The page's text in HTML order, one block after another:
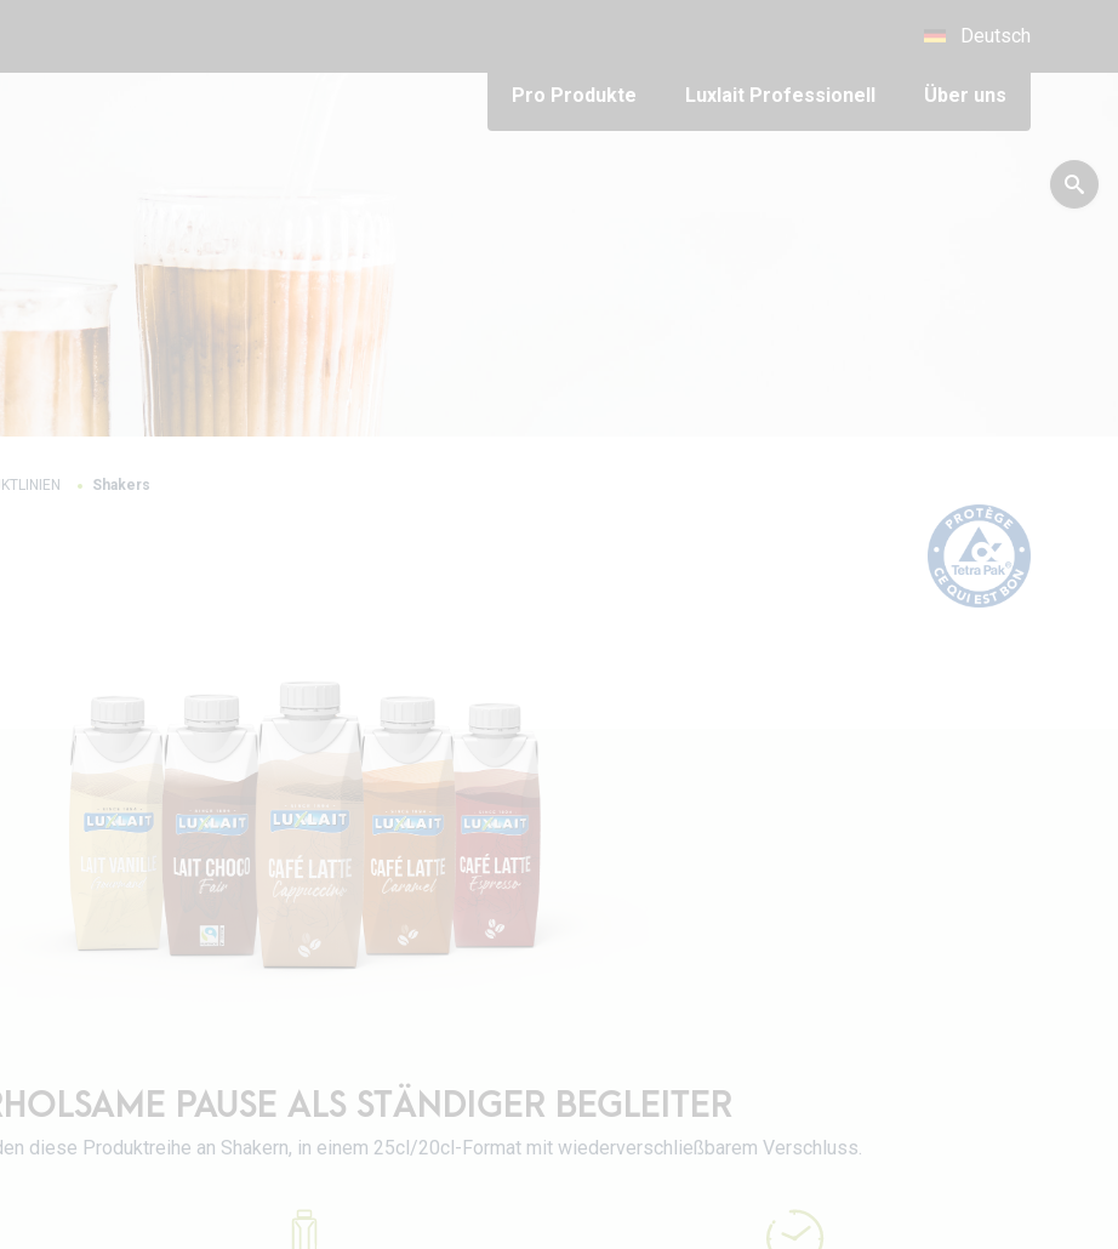
Deutsch
Pro Produkte Luxlait Pro­fes­si­o­nell Über uns
Shakers
PAUSE ALS STÄNDIGER BEGLEITER
diese Produktreihe an Shakern, in einem 25cl/20cl-Format mit wiederverschließbarem Verschluss.